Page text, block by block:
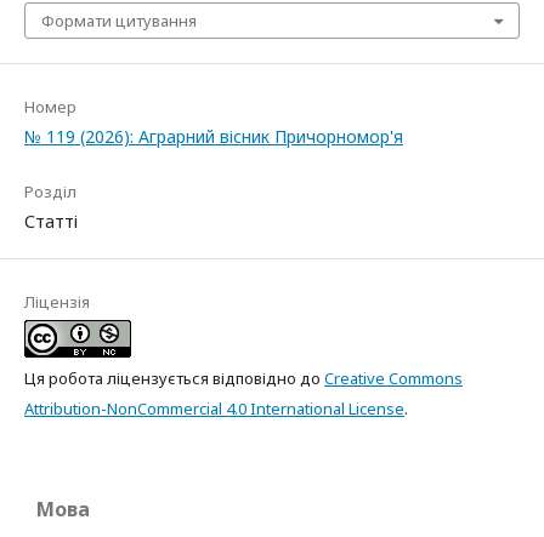
Формати цитування
Номер
№ 119 (2026): Аграрний вісник Причорномор'я
Розділ
Статті
Ліцензія
Ця робота ліцензується відповідно до Creative Commons
Attribution-NonCommercial 4.0 International License.
Мова